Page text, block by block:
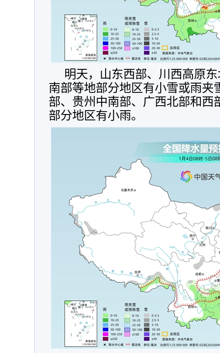
明天， 山东西部、川西高原
南部等地部分地区有小雪或雨夹
部、贵州中南部、广西北部和西
部分地区有小雨。